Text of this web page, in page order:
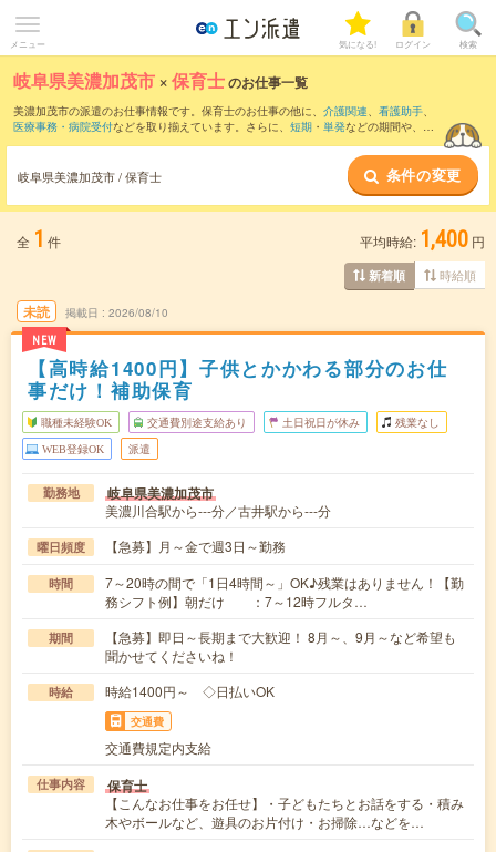
メニュー 気になる! ログイン 検索
岐阜県美濃加茂市 ×保育士のお仕事一覧
美濃加茂市の派遣のお仕事情報です。保育士のお仕事の他に、 介護関連、 看護助手、
医療事務・病院受付などを取り揃えています。さらに、 短期 ・ 単発などの期間や、 職
岐阜県美濃加茂市 / 保育士 条件の変更
全 1 件 平均時給: 1,400 円
新着順 時給順
未読
NEW
掲載日 2026/08/10
【高時給1400円】子供とかかわる部分のお仕
事だけ！補助保育
職種未経験OK 交通費別途支給あり 土日祝日が休み 残業なし
WEB登録OK 派遣
勤務地 岐阜県美濃加茂市
美濃川合駅から---分／古井駅から---分
曜日頻度 【急募】月～金で週3日～勤務
時間
7～20時の間で「1日4時間～」OK♪残業はありません！【勤
務シフト例】朝だけ ：7～12時フルタ…
期間
【急募】即日～長期まで大歓迎！ 8月～、9月～など希望も
聞かせてくださいね！
時給 時給1400円～ ◇日払いOK
交通費
交通費規定内支給
仕事内容 保育士
【こんなお仕事をお任せ】・子どもたちとお話をする・積み
木やボールなど、遊具のお片付け・お掃除…などを…